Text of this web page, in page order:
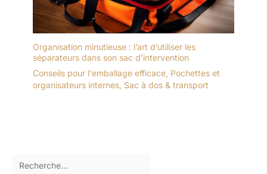
Organisation minutieuse : l’art d’utiliser les
séparateurs dans son sac d’intervention
Conseils pour l'emballage efficace, Pochettes et
organisateurs internes, Sac à dos & transport